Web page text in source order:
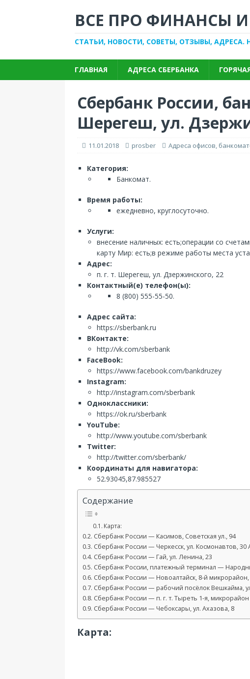
ВСЕ ПРО ФИНАНСЫ
СТАТЬИ, НОВОСТИ, СОВЕТЫ, ОТЗЫВЫ,
ГЛАВНАЯ АДРЕСА СБЕРБАНКА
Сбербанк России,
Шерегеш, ул.
11.01.2018 prosber Адреса офисов,
Категория:
Банкомат.
Время работы:
ежедневно, круглосуточно.
Услуги:
внесение наличных: есть;операции со
карту Мир: есть;в режиме работы места
Адрес:
п. г. т. Шерегеш, ул. Дзержинского, 22
Контактный(е) телефон(ы):
8 (800) 555-55-50.
Адрес сайта:
https://sberbank.ru
ВКонтакте:
http://vk.com/sberbank
FaceBook:
https://www.facebook.com/bankdruzey
Instagram:
http://instagram.com/sberbank
Одноклассники:
https://ok.ru/sberbank
YouTube:
http://www.youtube.com/sberbank
Twitter:
http://twitter.com/sberbank/
Координаты для навигатора:
52.93045,87.985527
Содержание
Карта:
Сбербанк России — Касимов, Советская ул., 94
Сбербанк России — Черкесск, ул. Космонавтов, 30
Сбербанк России — Гай, ул. Ленина, 23
Сбербанк России, платежный терминал —
Сбербанк России — Новоалтайск, 8-й
Сбербанк России — рабочий посёлок Вешкайма,
Сбербанк России — п. г. т. Тыреть 1-я,
Сбербанк России — Чебоксары, ул. Ахазова, 8
Карта: